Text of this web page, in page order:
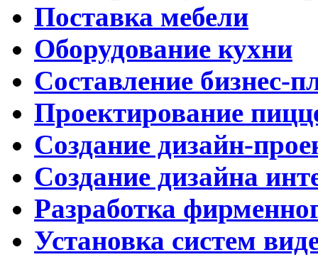
Поставка мебели
Оборудование кухни
Составление бизнес-
Проектирование
Создание дизайн-
Создание дизайна
Разработка
Установка систем